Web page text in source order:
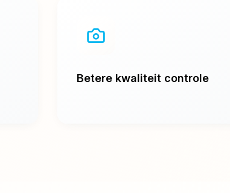
Betere kwaliteit controle